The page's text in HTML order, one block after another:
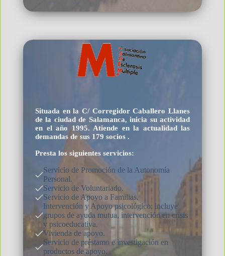
Situada en la C/ Corregidor Caballero Llanes
de la ciudad de Salamanca, inicia su actividad
en el año 1995. Atiende en la actualidad las
demandas de sus 179 socios .
Presta los siguientes servicios:
Servicio de Promoción de la Autonomía
Personal.
Servicio de Voluntariado.
Servicio de Apoyo a Familias.
Intervención y Apoyo psicológico: incluye
grupos de ayuda mutua, intervención en crisis
y psicoeducativa.
Vivienda de apoyo.
Servicio de préstamo e investigación en
productos de apoyo.